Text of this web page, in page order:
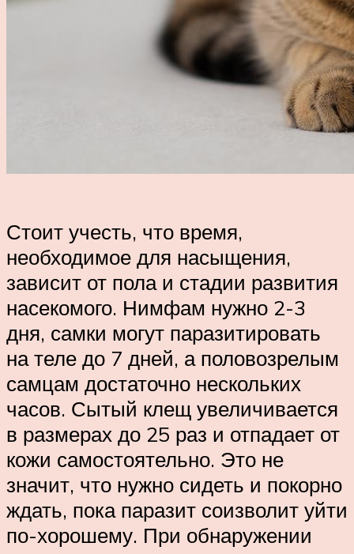
Стоит учесть, что время,
необходимое для насыщения,
зависит от пола и стадии развития
насекомого. Нимфам нужно 2-3
дня, самки могут паразитировать
на теле до 7 дней, а половозрелым
самцам достаточно нескольких
часов. Сытый клещ увеличивается
в размерах до 25 раз и отпадает от
кожи самостоятельно. Это не
значит, что нужно сидеть и покорно
ждать, пока паразит соизволит уйти
по-хорошему. При обнаружении